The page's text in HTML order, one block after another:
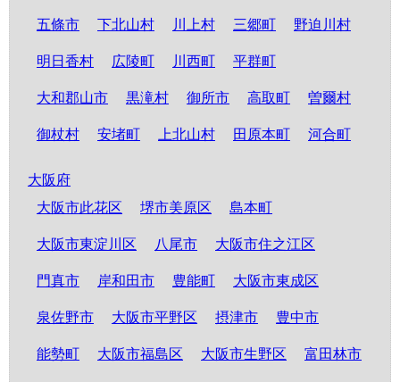
五條市 下北山村 川上村 三郷町 野迫川村
明日香村 広陵町 川西町 平群町
大和郡山市 黒滝村 御所市 高取町 曽爾村
御杖村 安堵町 上北山村 田原本町 河合町
大阪府
大阪市此花区
堺市美原区 島本町
大阪市東淀川区 八尾市 大阪市住之江区
門真市 岸和田市 豊能町 大阪市東成区
泉佐野市 大阪市平野区 摂津市 豊中市
能勢町 大阪市福島区 大阪市生野区 富田林市